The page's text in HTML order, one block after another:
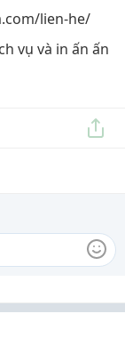
lien-he/
vụ và in ấn ấn